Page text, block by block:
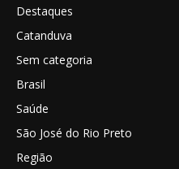
Destaques
Catanduva
Sem categoria
Brasil
Saúde
São José do Rio Preto
Região